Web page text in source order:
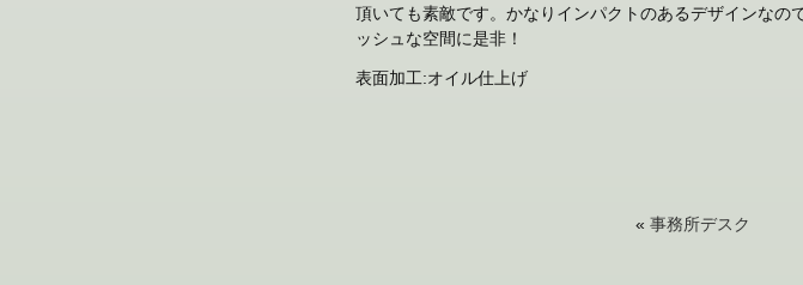
頂いても素敵です。かなりインパクトのあるデザインなの
ッシュな空間に是非！
表面加工:オイル仕上げ
« 事務所デスク